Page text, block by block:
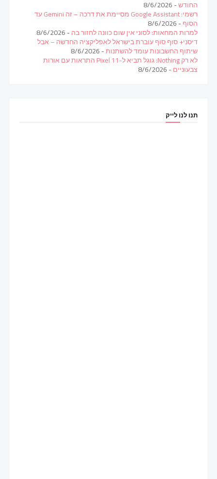
החודש- 8/6/2026
רשמי: Google Assistant מסיימת את דרכה – זה Gemini עד
הסוף- 8/6/2026
למרות המחאות: לסוני אין שום כוונה לחזור בה- 8/6/2026
דיסני+ סוף סוף עוברת בישראל לאפליקציה החדשה – אבל
שיתוף החשבונות עומד להשתנות- 8/6/2026
לא רק Nothing: גוגל תביא ל-Pixel 11 התראות עם אורות
צבעוניים- 8/6/2026
תנו לנו לייק